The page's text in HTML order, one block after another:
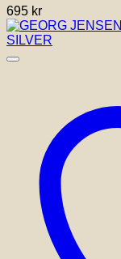
695 kr